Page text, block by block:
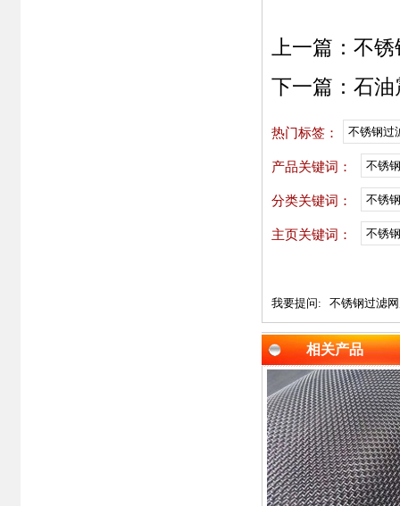
上一篇： 不锈
下一篇： 石油
热门标签： 不锈钢过
产品关键词： 不锈
分类关键词： 不锈
主页关键词： 不锈
我要提问: 不锈钢过滤
相关产品